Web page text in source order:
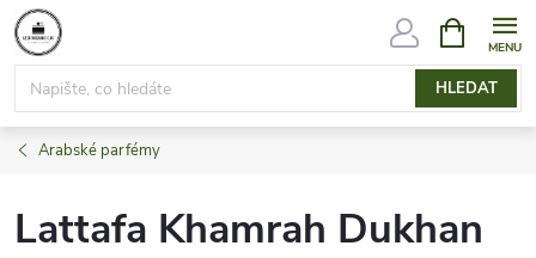
Přejít
na
obsah
HLEDAT
NÁKUPNÍ
KOŠÍK
Arabské parfémy
Lattafa Khamrah Dukhan